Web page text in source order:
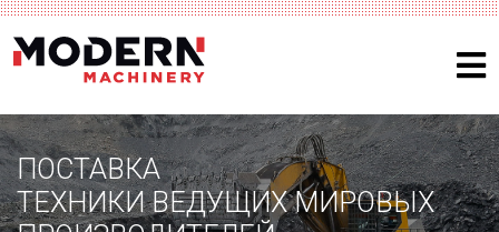
ПОСТАВКА
ТЕХНИКИ ВЕДУЩИХ МИРОВЫХ